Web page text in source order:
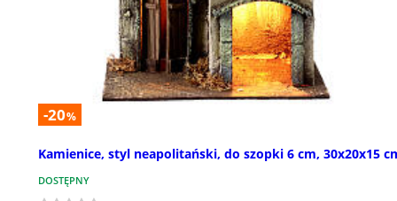
-20%
Kamienice, styl neapolitański, do szopki 6 cm, 30x20x15
DOSTĘPNY